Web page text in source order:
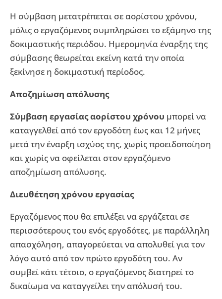
Η σύμβαση μετατρέπεται σε αορίστου χρόνου,
μόλις ο εργαζόμενος συμπληρώσει το εξάμηνο της
δοκιμαστικής περιόδου. Ημερομηνία έναρξης της
σύμβασης θεωρείται εκείνη κατά την οποία
ξεκίνησε η δοκιμαστική περίοδος.
Αποζημίωση απόλυσης
Σύμβαση εργασίας αορίστου χρόνου μπορεί να
καταγγελθεί από τον εργοδότη έως και 12 μήνες
μετά την έναρξη ισχύος της, χωρίς προειδοποίηση
και χωρίς να οφείλεται στον εργαζόμενο
αποζημίωση απόλυσης.
Διευθέτηση χρόνου εργασίας
Εργαζόμενος που θα επιλέξει να εργάζεται σε
περισσότερους του ενός εργοδότες, με παράλληλη
απασχόληση, απαγορεύεται να απολυθεί για τον
λόγο αυτό από τον πρώτο εργοδότη του. Αν
συμβεί κάτι τέτοιο, ο εργαζόμενος διατηρεί το
δικαίωμα να καταγγείλει την απόλυσή του.